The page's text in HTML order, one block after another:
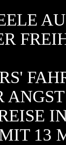
ANGST
13